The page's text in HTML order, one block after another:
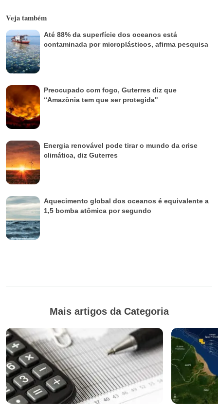
Veja também
Até 88% da superfície dos oceanos está
contaminada por microplásticos, afirma pesquisa
Preocupado com fogo, Guterres diz que
“Amazônia tem que ser protegida"
Energia renovável pode tirar o mundo da crise
climática, diz Guterres
Aquecimento global dos oceanos é equivalente a
1,5 bomba atômica por segundo
Mais artigos da Categoria